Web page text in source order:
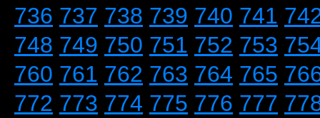
736 737 738 739 740 741
748 749 750 751 752 753
760 761 762 763 764 765
772 773 774 775 776 777